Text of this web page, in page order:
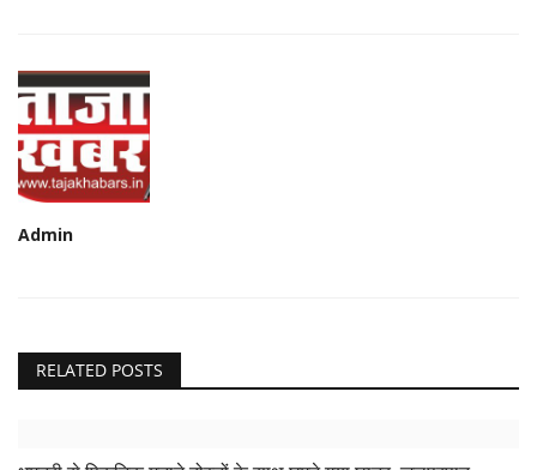
Admin
RELATED POSTS